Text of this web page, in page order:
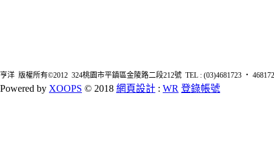
亨洋 版權所有©2012 324桃園市平鎮區金陵路二段212號 TEL : (03)4681723 ‧
Powered by XOOPS © 2018 網頁設計 : WR 登錄帳號